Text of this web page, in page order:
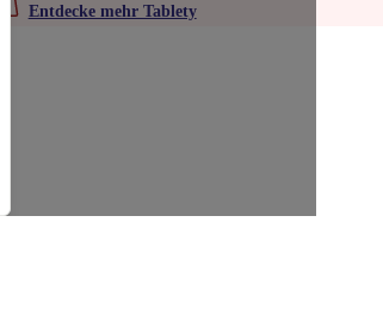
Entdecke mehr Tablety